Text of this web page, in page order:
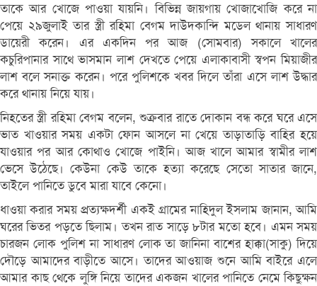
তাকে আর খোজে পাওয়া যায়নি। বিভিন্ন জায়গায় খোজাখোজি করে না
পেয়ে ২৯জুলাই তার স্ত্রী রহিমা বেগম দাউদকান্দি মডেল থানায় সাধারণ
ডায়েরী করেন। এর একদিন পর আজ (সোমবার) সকালে খালের
কচুরিপানার সাথে ভাসমান লাশ দেখতে পেয়ে এলাকাবাসী স্বপন মিয়াজীর
লাশ বলে সনাক্ত করেন। পরে পুলিশকে খবর দিলে তাঁরা এসে লাশ উদ্ধার
করে থানায় নিয়ে যায়।
নিহতের স্ত্রী রহিমা বেগম বলেন, শুক্রবার রাতে দোকান বন্ধ করে ঘরে এসে
ভাত খাওয়ার সময় একটা ফোন আসলে না খেয়ে তাড়াতাড়ি বাহির হয়ে
যাওয়ার পর আর কোথাও খোজে পাইনি। আজ খালে আমার স্বামীর লাশ
ভেসে উঠেছে। কেউনা কেউ তাকে হত্যা করেছে সেতো সাতার জানে,
তাইলে পানিতে ডুবে মারা যাবে কেনো।
ধাওয়া করার সময় প্রত্যক্ষদর্শী একই গ্রামের নাহিদুল ইসলাম জানান, আমি
ঘরের ভিতর পড়তে ছিলাম। তখন রাত সাড়ে ৮টার মতো হবে। এমন সময়
চারজন লোক পুলিশ না সাধারণ লোক তা জানিনা বাশের হাক্কা(সাকু) দিয়ে
দৌড়ে আমাদের বাড়ীতে আসে। তাদের আওয়াজ শুনে আমি বাইরে এলে
আমার কাছ থেকে লুঙ্গি নিয়ে তাদের একজন খালের পানিতে নেমে কিছুক্ষন